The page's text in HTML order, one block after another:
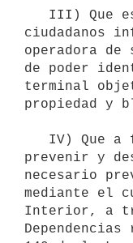
ciudadanos
operadora
de poder
terminal
propiedad y
prevenir y
necesario
mediante el
Interior, a